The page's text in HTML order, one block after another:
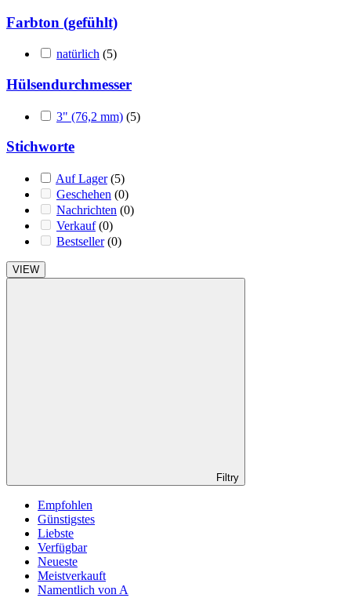
Farbton (gefühlt)
natürlich (5)
Hülsendurchmesser
3" (76,2 mm) (5)
Stichworte
Auf Lager (5)
Geschehen (0)
Nachrichten (0)
Verkauf (0)
Bestseller (0)
VIEW
Filtry
Empfohlen
Günstigstes
Liebste
Verfügbar
Neueste
Meistverkauft
Namentlich von A